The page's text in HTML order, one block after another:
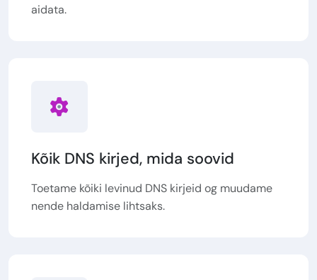
aidata.
Kõik DNS kirjed, mida soovid
Toetame kõiki levinud DNS kirjeid og muudame
nende haldamise lihtsaks.